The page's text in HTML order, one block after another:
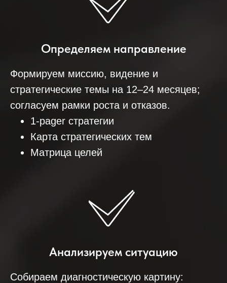
Определяем направление
Формируем миссию, видение и
стратегические темы на 12–24 месяцев;
согласуем рамки роста и отказов.
1‑pager стратегии
Карта стратегических тем
Матрица целей
Анализируем ситуацию
Собираем диагностическую картину: